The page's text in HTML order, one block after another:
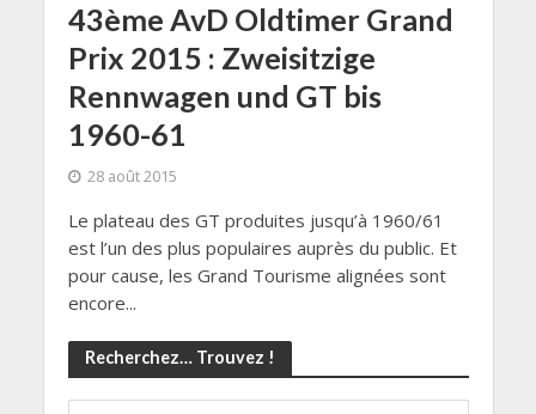
43ème AvD Oldtimer Grand
Prix 2015 : Zweisitzige
Rennwagen und GT bis
1960-61
28 août 2015
Le plateau des GT produites jusqu’à 1960/61
est l’un des plus populaires auprès du public. Et
pour cause, les Grand Tourisme alignées sont
encore...
Recherchez… Trouvez !